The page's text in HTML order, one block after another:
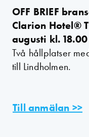
OFF BRIEF
Clarion Hotel®
augusti kl. 18.00
Två hållplatser
till Lindholmen.
Till anmälan >>